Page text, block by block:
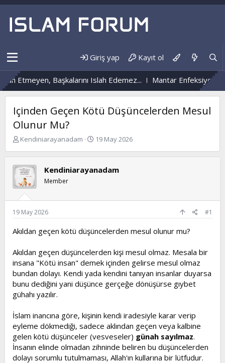
Giriş yap Kayıt ol
Başkalarını Islah Edemez... Mantar Enfeksiyonu
Içinden Geçen Kötü Düşüncelerden Mesul
Olunur Mu?
K
b
u
y
u
b
a
l
a
n
Kendiniarayanadam
B
a
ı
a
h
i
19 May 2026
Kendiniarayanadam
Member
19 May 2026 #1
Akıldan geçen kötü düşüncelerden mesul olunur mu?
Akıldan geçen düşüncelerden kişi mesul olmaz. Mesala bir
insana "Kötü insan" demek içinden gelirse mesul olmaz
bundan dolayı. Kendi yada kendini tanıyan insanlar duyarsa
bunu dediğini yani düşünce gerçeğe dönüşürse gıybet
gühahı yazılır.
İslam inancına göre, kişinin kendi iradesiyle karar verip
eyleme dökmediği, sadece aklından geçen veya kalbine
gelen kötü düşünceler (vesveseler) günah sayılmaz.
İnsanın elinde olmadan zihninde beliren bu düşüncelerden
dolayı sorumlu tutulmaması, Allah'ın kullarına bir lütfudur.